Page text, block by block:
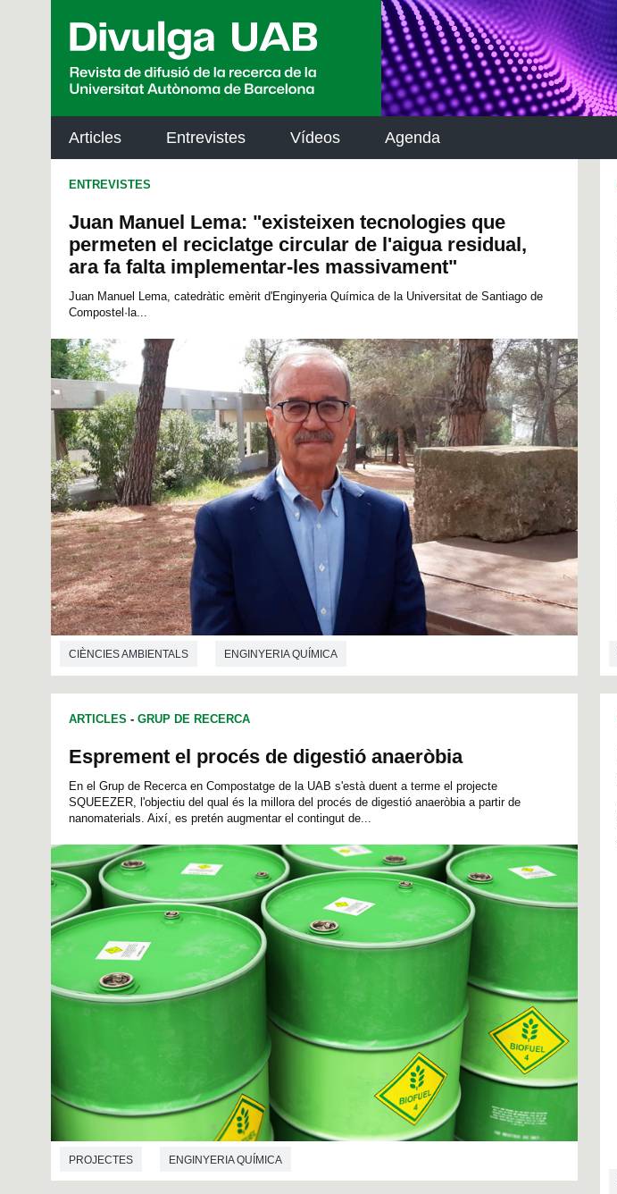
Articles Entrevistes Vídeos Agenda
ENTREVISTES
Juan Manuel Lema: "existeixen tecnologies que
permeten el reciclatge circular de l'aigua residual,
ara fa falta implementar-les massivament"
Juan Manuel Lema, catedràtic emèrit d'Enginyeria Química de la Universitat de Santiago de
Compostel·la...
CIÈNCIES AMBIENTALS ENGINYERIA QUÍMICA
ARTICLES - GRUP DE RECERCA
Esprement el procés de digestió anaeròbia
En el Grup de Recerca en Compostatge de la UAB s'està duent a terme el projecte
SQUEEZER, l'objectiu del qual és la millora del procés de digestió anaeròbia a partir de
nanomaterials. Així, es pretén augmentar el contingut de...
PROJECTES ENGINYERIA QUÍMICA